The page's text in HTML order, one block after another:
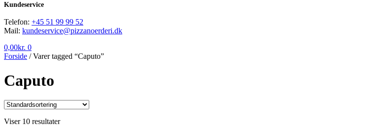
Kundeservice
Telefon: +45 51 99 99 52
Mail: kundeservice@pizzanoerderi.dk
0,00kr. 0
Forside /Varer tagged “Caputo”
Caputo
Viser 10 resultater